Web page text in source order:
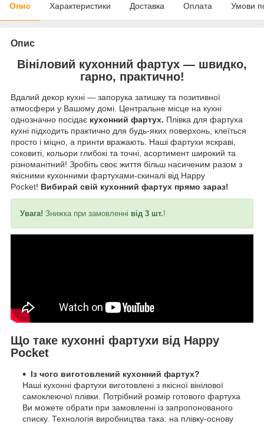
Опис Характеристики Доставка Оплата Умови
Опис
Вініловий кухонний фартух — швидко,
гарно, практично!
Вдалий декор кухні — запорука затишку та позитивної
атмосфери у Вашому домі. Центральне місце на кухні
однозначно посідає кухонний фартух. Плівка для фартуха
кухні підходить практично для будь-яких поверхонь, клеїться
просто і міцно, а принти вражають. Наші фартухи яскраві,
соковиті, кольори глибокі та точні, асортимент широкий та
різноманітний! Зробіть своє життя більш насиченим разом з
якісними кухонними фартухами-скиналі від Happy
Pocket! Вибирай свій кухонний фартух прямо зараз!
Увага! Знижка при замовленні від 3 шт.!
Що таке кухонні фартухи від Happy
Pocket
Із чого виготовлений кухонний фартух?
Наші кухонні фартухи виготовлені з якісної вінілової
самоклеючої плівки. Потрібний розмір готового фартуха
Ви можете обрати при замовленні із запропонованого
списку. Технологія виробництва така: на плівку-основу